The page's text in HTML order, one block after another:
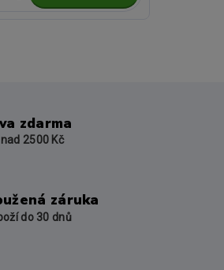
zdarma
2500 Kč
záruka
do 30 dnů